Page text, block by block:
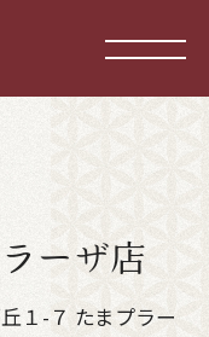
ーザ店
１-７ たまプラー